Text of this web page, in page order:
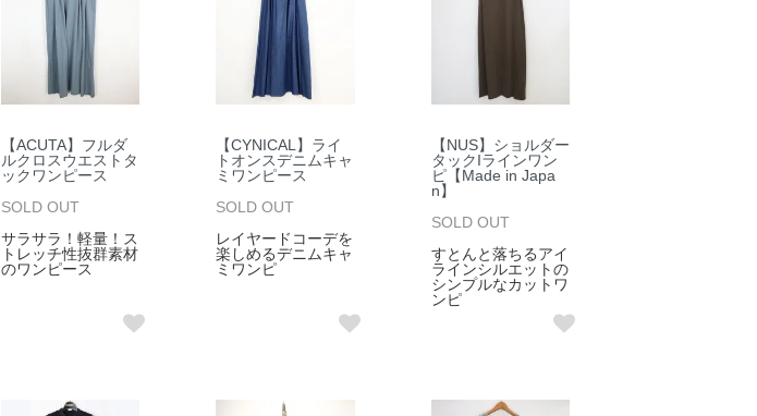
【ACUTA】フルダ
ルクロスウエストタ
ックワンピース
SOLD OUT
サラサラ！軽量！ス
トレッチ性抜群素材
のワンピース
【CYNICAL】ライ
トオンスデニムキャ
ミワンピース
SOLD OUT
レイヤードコーデを
楽しめるデニムキャ
ミワンピ
【NUS】ショルダー
タックIラインワン
ピ【Made in Japa
n】
SOLD OUT
すとんと落ちるアイ
ラインシルエットの
シンプルなカットワ
ンピ